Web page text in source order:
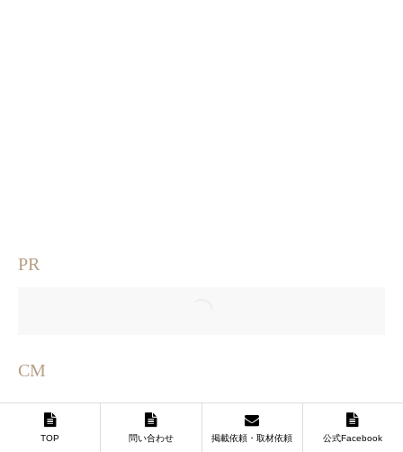
PR
CM
TOP 問い合わせ 掲載依頼・取材依頼 公式Facebook